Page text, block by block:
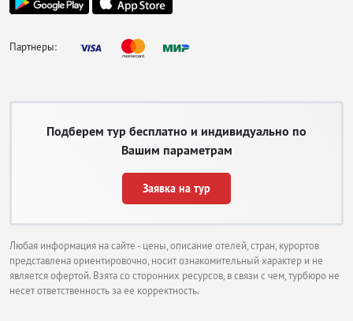
Партнеры:
Подберем тур бесплатно и индивидуально по
Вашим параметрам
Заявка на тур
Любая информация на сайте - цены, описание отелей, стран, курортов
представлена ориентировочно, носит ознакомительный характер и не
является офертой. Взята со сторонних ресурсов, в связи с чем, турбюро не
несет ответственность за ее корректность.